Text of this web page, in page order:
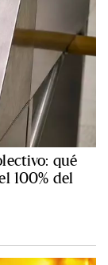
qué
100% del